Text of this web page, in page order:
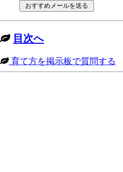
目次へ
育て方を掲示板で質問する